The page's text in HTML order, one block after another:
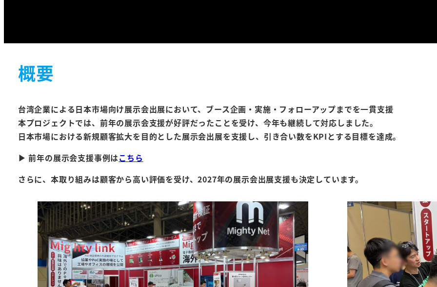
概要
台湾企業による日本市場向け展示会出展において、 ブース企画・実施・フォローアップまでを一貫支援
本プロジェクトでは、前年の展示会支援が好評だったことを受け、今年も継続して対応しました。
日本市場における新規顧客拡大を目的とした展示会出展を支援し、引き合い数をKPIとする目標を達成。
▶ 前年の展示会支援事例はこちら
さらに、本取り組みは顧客から高い評価を受け、2027年の展示会出展支援も決定しています。